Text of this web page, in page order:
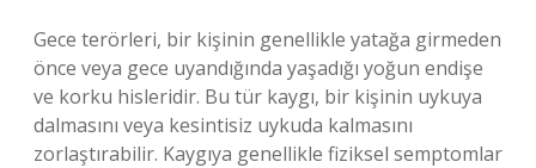
Gece terörleri, bir kişinin genellikle yatağa girmeden
önce veya gece uyandığında yaşadığı yoğun endişe
ve korku hisleridir. Bu tür kaygı, bir kişinin uykuya
dalmasını veya kesintisiz uykuda kalmasını
zorlaştırabilir. Kaygıya genellikle fiziksel semptomlar